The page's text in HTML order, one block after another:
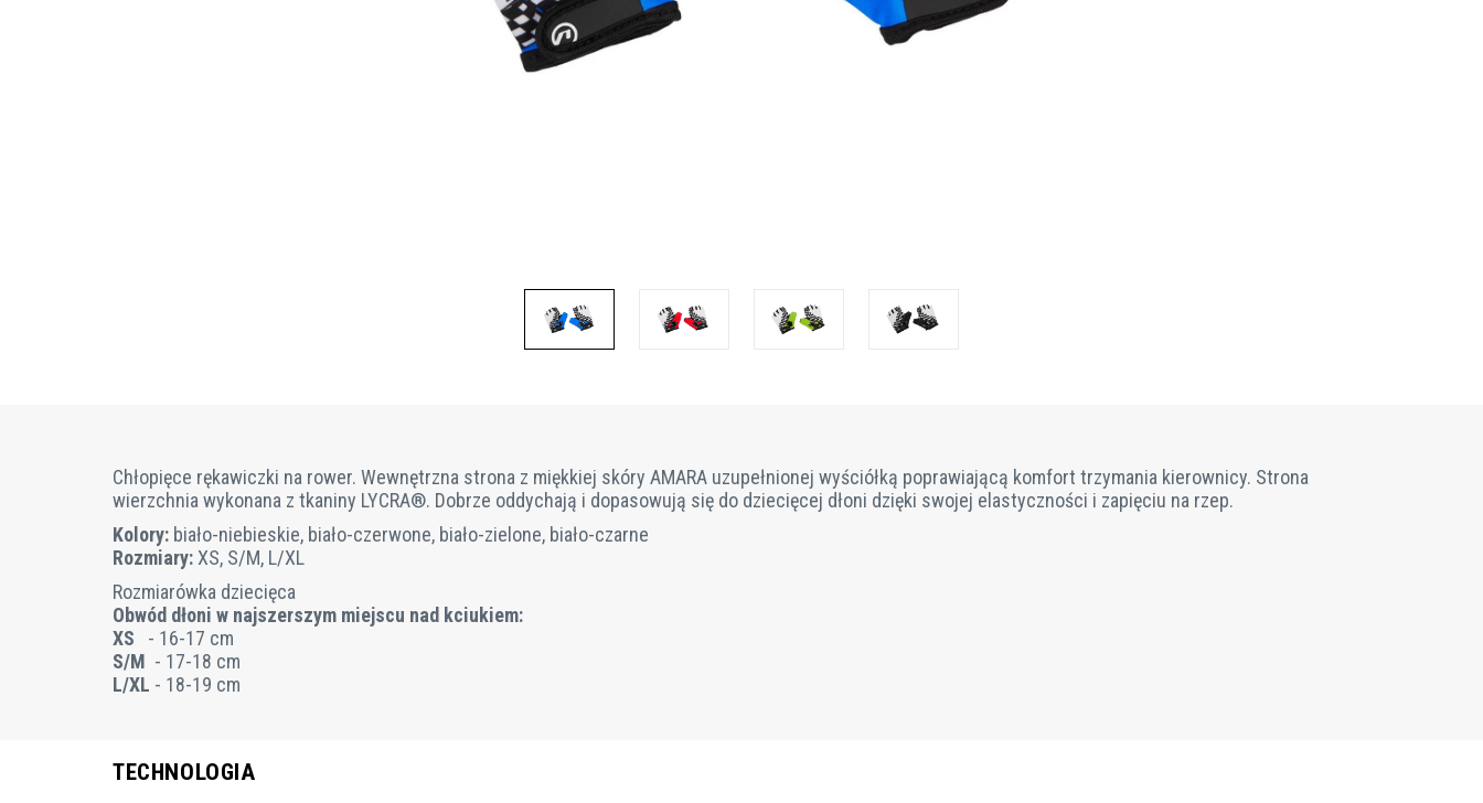
Chłopięce rękawiczki na rower. Wewnętrzna strona z miękkiej skóry AMARA uzupełnionej wyściółką poprawiającą komfort trzymania kierownicy. Strona
wierzchnia wykonana z tkaniny LYCRA®. Dobrze oddychają i dopasowują się do dziecięcej dłoni dzięki swojej elastyczności i zapięciu na rzep.
Kolory: biało-niebieskie, biało-czerwone, biało-zielone, biało-czarne
Rozmiary: XS, S/M, L/XL
Rozmiarówka dziecięca
Obwód dłoni w najszerszym miejscu nad kciukiem:
XS
- 16-17 cm
S/M - 17-18 cm
L/XL - 18-19 cm
TECHNOLOGIA